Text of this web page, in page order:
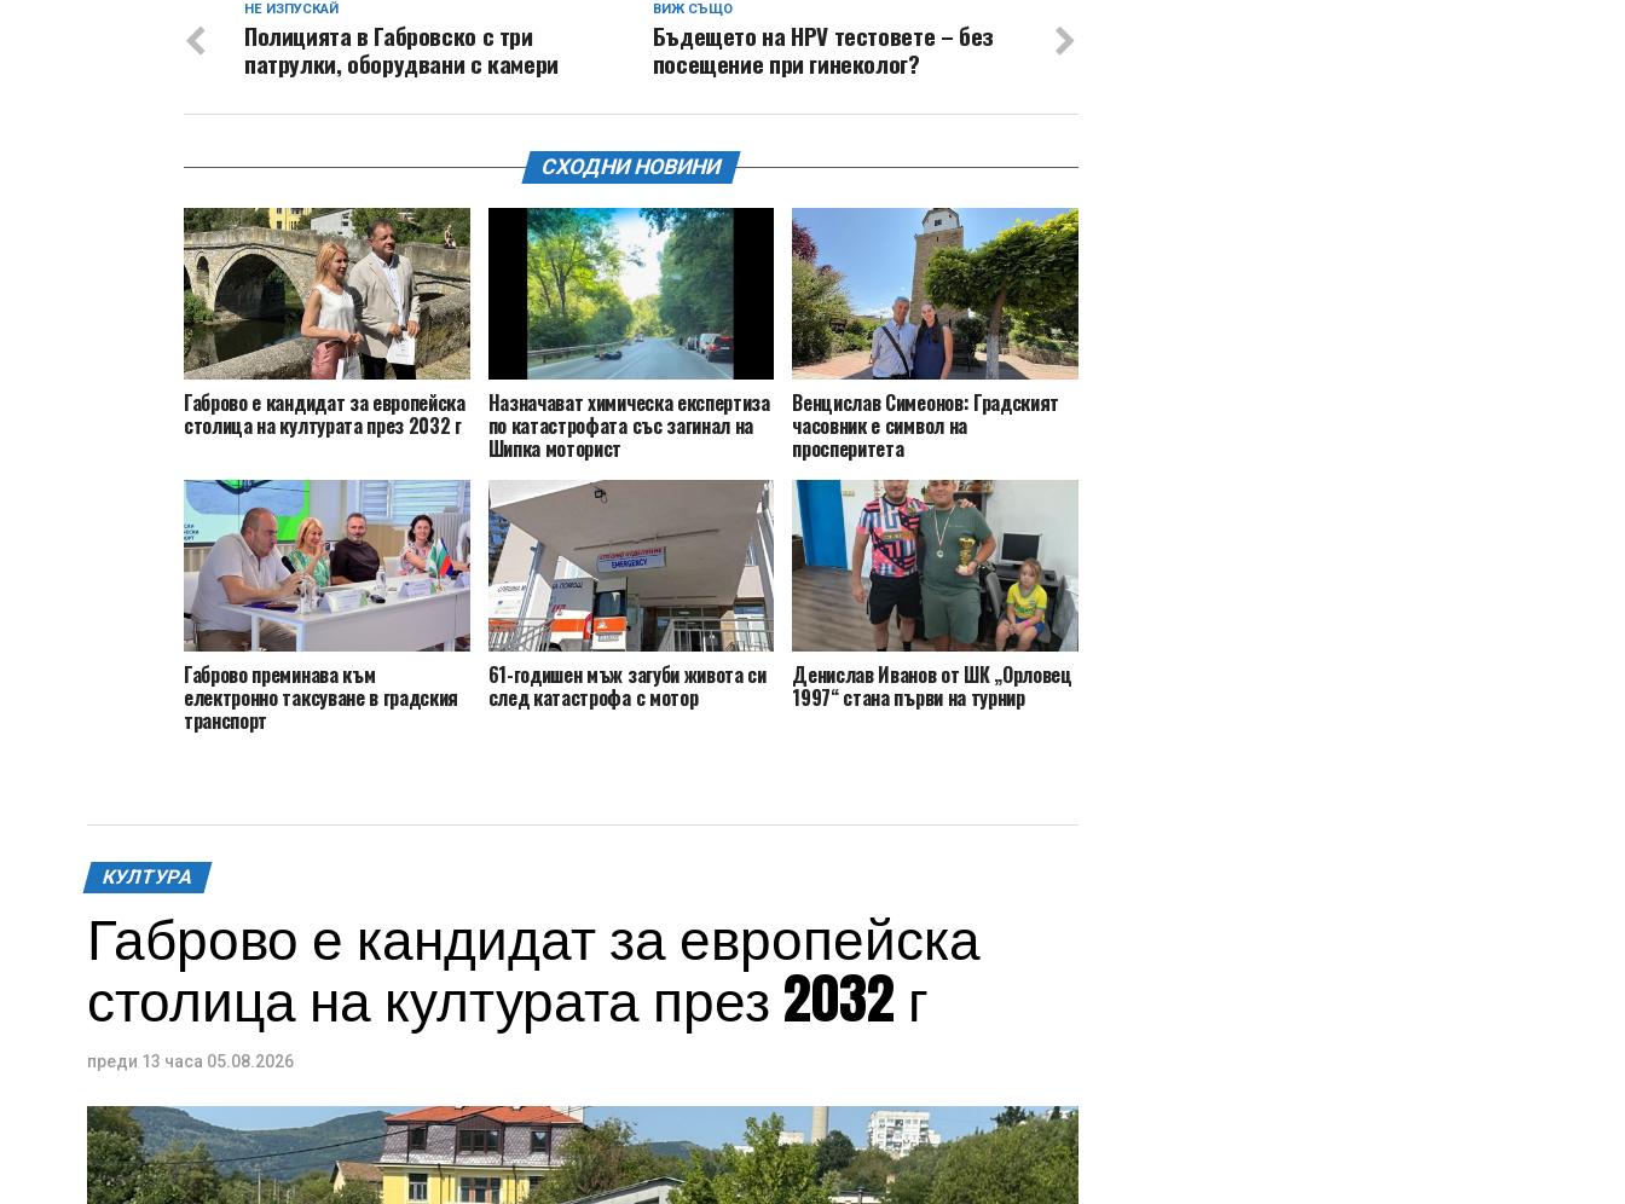
ВИЖ СЪЩО
Бъдещето на HPV тестовете – без
посещение при гинеколог?
НЕ ИЗПУСКАЙ
Полицията в Габровско с три
патрулки, оборудвани с камери
СХОДНИ НОВИНИ
Габрово е кандидат за европейска
столица на културата през 2032 г
Назначават химическа експертиза
по катастрофата със загинал на
Шипка моторист
Венцислав Симеонов: Градският
часовник е символ на
просперитета
Габрово преминава към
електронно таксуване в градския
транспорт
61-годишен мъж загуби живота си
след катастрофа с мотор
Денислав Иванов от ШК „Орловец
1997“ стана първи на турнир
КУЛТУРА
Габрово е кандидат за европейска
столица на културата през 2032 г
преди 13 часа 05.08.2026